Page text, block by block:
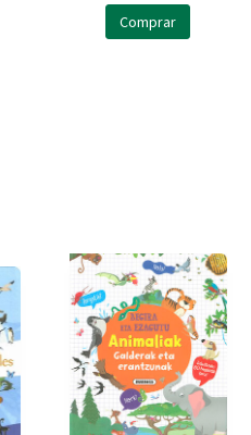
Comprar